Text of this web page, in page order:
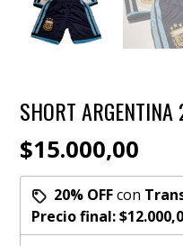
SHORT
$15.000,00
20% OFFcon
Precio final: